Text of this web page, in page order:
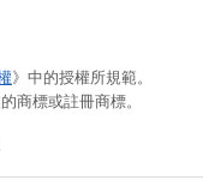
》中的授權所規範。
商標或註冊商標。